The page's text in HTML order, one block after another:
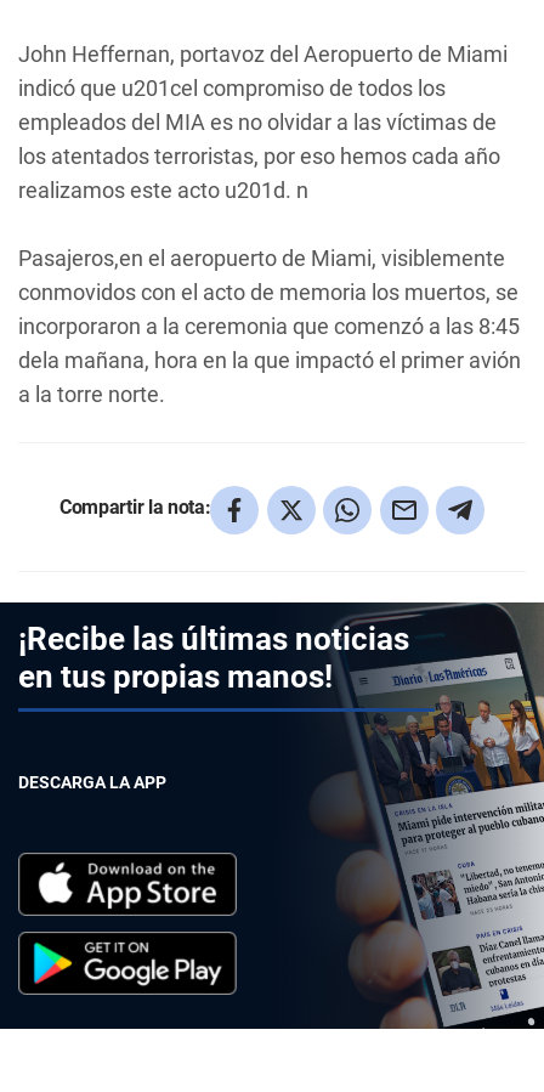
John Heffernan, portavoz del Aeropuerto de Miami
indicó que u201cel compromiso de todos los
empleados del MIA es no olvidar a las víctimas de
los atentados terroristas, por eso hemos cada año
realizamos este acto u201d. n
Pasajeros,en el aeropuerto de Miami, visiblemente
conmovidos con el acto de memoria los muertos, se
incorporaron a la ceremonia que comenzó a las 8:45
dela mañana, hora en la que impactó el primer avión
a la torre norte.
Compartir la nota:
¡Recibe las últimas noticias
en tus propias manos!
DESCARGA LA APP